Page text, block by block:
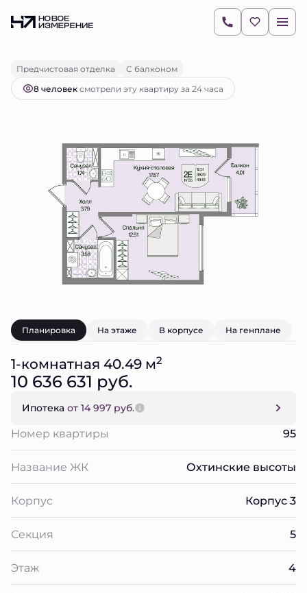
1-комнатная 10 636 631 руб.
Ипотекаот 14 997 руб.
Предчистовая отделка
С балконом
8 человексмотрели эту квартиру за 24 часа
Планировка На этаже В корпусе На генплане
1-комнатная 40.49 м2
10 636 631 руб.
Ипотека от 14 997 руб.
Номер квартиры 95
Название ЖК Охтинские высоты
Корпус Корпус 3
Секция 5
Этаж 4